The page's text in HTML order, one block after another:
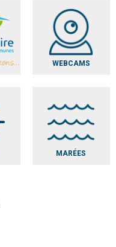
WEBCAMS
MARÉES